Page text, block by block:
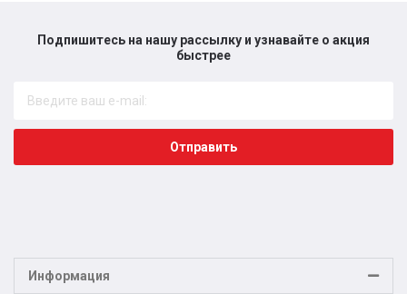
Подпишитесь на нашу рассылку и узнавайте о акция
быстрее​
Отправить
Информация